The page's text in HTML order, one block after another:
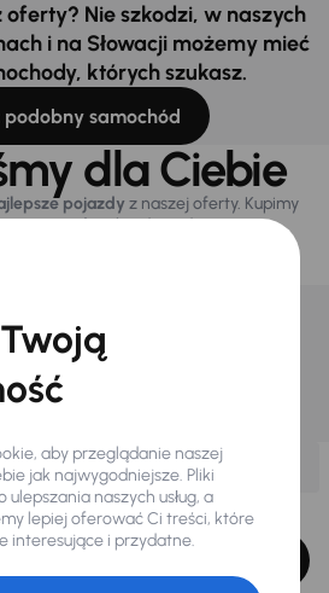
oferty? Nie szkodzi, w naszych
i na Słowacji możemy mieć
których szukasz.
samochód
dla Ciebie
pojazdy z naszej oferty. Kupimy
pojazdówkażdego dnia.
aby przeglądanie naszej
jak najwygodniejsze. Pliki
ulepszania naszych usług, a
lepiej oferować Ci treści, które
interesujące i przydatne.